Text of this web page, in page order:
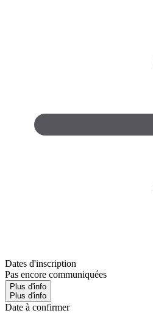
Dates d'inscription
Pas encore communiquées
Plus d'info
Plus d'info
Date à confirmer